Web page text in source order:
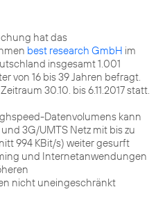
hat das
best research GmbH im
insgesamt 1.001
von 16 bis 39 Jahren befragt.
30.10. bis 6.11.2017 statt.
Datenvolumens kann
3G/UMTS Netz mit bis zu
994 KBit/s) weiter gesurft
und Internetanwendungen
nicht uneingeschränkt